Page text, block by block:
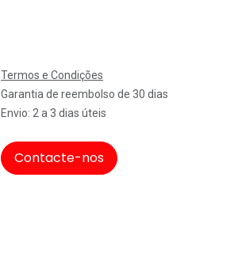
Termos e Condições
Garantia de reembolso de 30 dias
Envio: 2 a 3 dias úteis
Contacte-nos